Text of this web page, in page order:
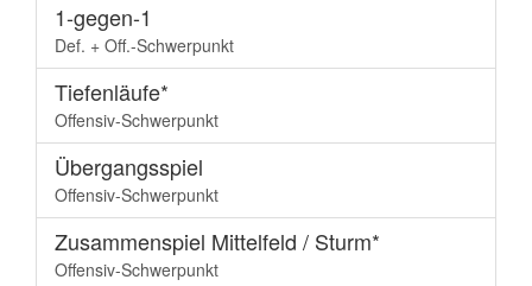
1-gegen-1
Def. + Off.-Schwerpunkt
Tiefenläufe*
Offensiv-Schwerpunkt
Übergangsspiel
Offensiv-Schwerpunkt
Zusammenspiel Mittelfeld / Sturm*
Offensiv-Schwerpunkt